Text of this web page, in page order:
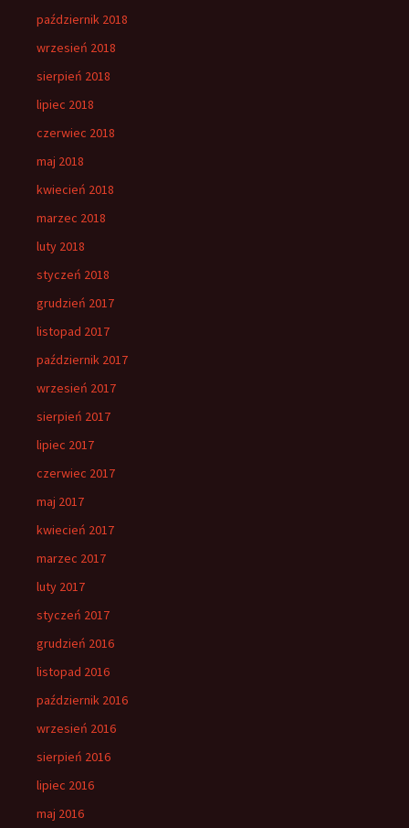
październik 2018
wrzesień 2018
sierpień 2018
lipiec 2018
czerwiec 2018
maj 2018
kwiecień 2018
marzec 2018
luty 2018
styczeń 2018
grudzień 2017
listopad 2017
październik 2017
wrzesień 2017
sierpień 2017
lipiec 2017
czerwiec 2017
maj 2017
kwiecień 2017
marzec 2017
luty 2017
styczeń 2017
grudzień 2016
listopad 2016
październik 2016
wrzesień 2016
sierpień 2016
lipiec 2016
maj 2016